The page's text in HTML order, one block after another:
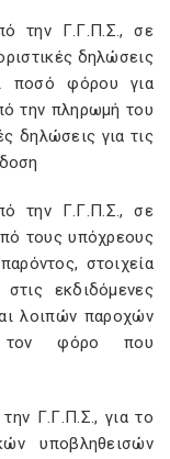
την Γ.Γ.Π.Σ., σε
δηλώσεις
ποσό φόρου για
την πληρωμή του
δηλώσεις για τις
την Γ.Γ.Π.Σ., σε
τους υπόχρεους
στοιχεία
εκδιδόμενες
λοιπών παροχών
τον φόρο που
Γ.Γ.Π.Σ., για το
υποβληθεισών